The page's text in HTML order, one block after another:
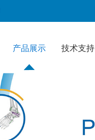
产品展示 技术支持